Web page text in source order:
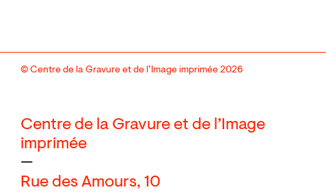
Centre de la Gravure et de l’Image
imprimée
—
Rue des Amours, 10
© Centre de la Gravure et de l’Image imprimée 2026